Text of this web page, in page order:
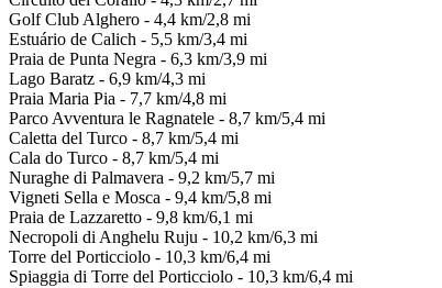
Golf Club Alghero - 4,4 km/2,8 mi
Estuário de Calich - 5,5 km/3,4 mi
Praia de Punta Negra - 6,3 km/3,9 mi
Lago Baratz - 6,9 km/4,3 mi
Praia Maria Pia - 7,7 km/4,8 mi
Parco Avventura le Ragnatele - 8,7 km/5,4 mi
Caletta del Turco - 8,7 km/5,4 mi
Cala do Turco - 8,7 km/5,4 mi
Nuraghe di Palmavera - 9,2 km/5,7 mi
Vigneti Sella e Mosca - 9,4 km/5,8 mi
Praia de Lazzaretto - 9,8 km/6,1 mi
Necropoli di Anghelu Ruju - 10,2 km/6,3 mi
Torre del Porticciolo - 10,3 km/6,4 mi
Spiaggia di Torre del Porticciolo - 10,3 km/6,4 mi